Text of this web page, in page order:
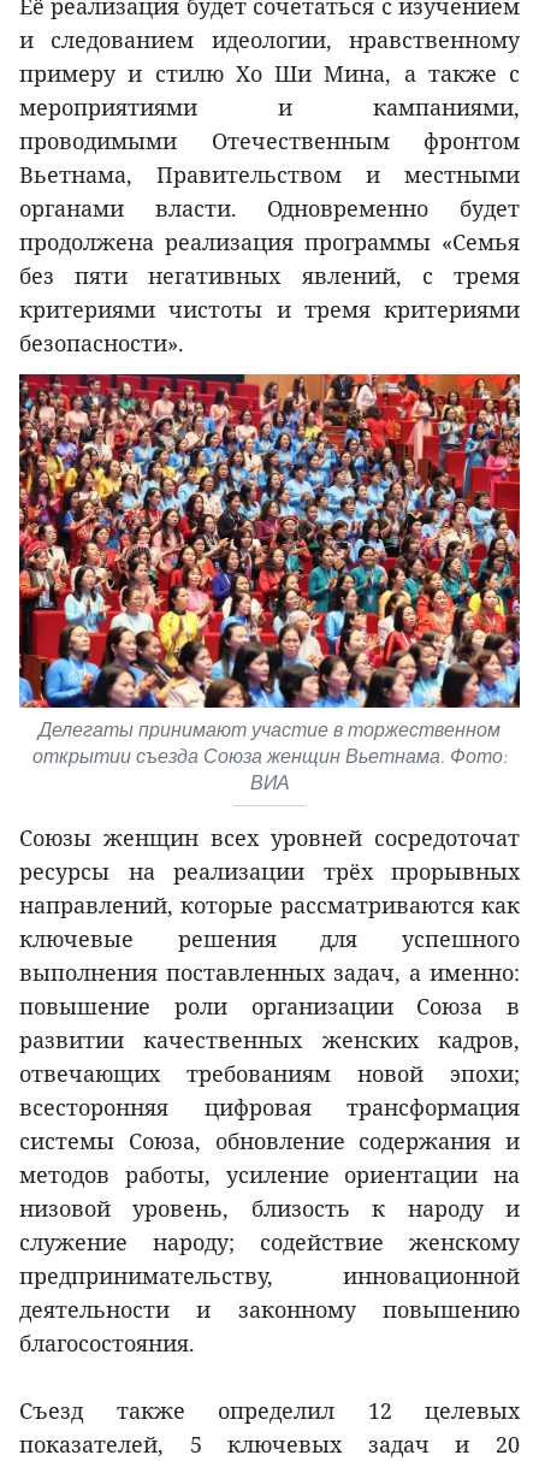
и следованием идеологии, нравственному
примеру и стилю Хо Ши Мина, а также с
мероприятиями и кампаниями,
проводимыми Отечественным фронтом
Вьетнама, Правительством и местными
органами власти. Одновременно будет
продолжена реализация программы «Семья
без пяти негативных явлений, с тремя
критериями чистоты и тремя критериями
безопасности».
Делегаты принимают участие в торжественном
открытии съезда Союза женщин Вьетнама. Фото:
ВИА
Союзы женщин всех уровней сосредоточат
ресурсы на реализации трёх прорывных
направлений, которые рассматриваются как
ключевые решения для успешного
выполнения поставленных задач, а именно:
повышение роли организации Союза в
развитии качественных женских кадров,
отвечающих требованиям новой эпохи;
всесторонняя цифровая трансформация
системы Союза, обновление содержания и
методов работы, усиление ориентации на
низовой уровень, близость к народу и
служение народу; содействие женскому
предпринимательству, инновационной
деятельности и законному повышению
благосостояния.
Съезд также определил 12 целевых
показателей, 5 ключевых задач и 20